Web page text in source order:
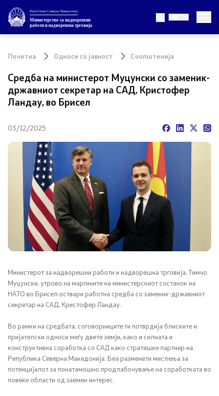
Република Северна Македонија
Министерство за надворешни
работи и надворешна трговија
MK
Министерство
Заменик министер
Внатрешна организација
ЕУ Членство
НАТО Членство
Економска дипломатија
Регионални иницијативи
Мултилатерални односи
Прашањето за името
Посети ја Северна Македонија
Европски систем за влез и излез и патни одобренија
Почетна Односи со јавност Соопштенија
Средба на министерот Муцунски со заменик-
државниот секретар на САД, Кристофер
Ландау, во Брисел
03/12/2025
Министерот за надворешни работи и надворешна трговија, Тимчо
Муцунски, утрово на маргините на министерскиот состанок на
НАТО во Брисел оствари работна средба со заменик-државниот
секретар на САД, Кристофер Ландау.
Во рамки на средбата, соговорниците ги потврдија блиските и
пријателски односи меѓу двете земји, како и силната и
конструктивна соработка со САД како стратешки партнер на
Република Северна Македонија. Беа разменети мислења за
потенцијалот за понатамошно продлабочување на соработката во
повеќе области од заемен интерес.